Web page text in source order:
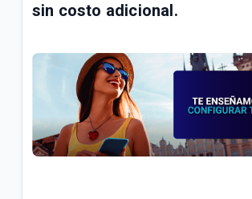
Cómo registrar línea Prepago a tu
actualizar datos de contacto | Móvil
¿Cómo consultar tus consumos en
sin costo adicional.